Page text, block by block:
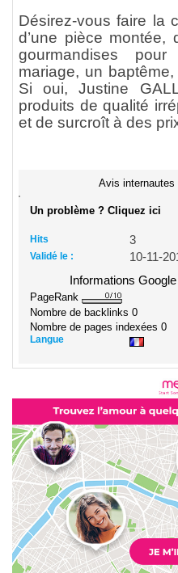
Désirez-vous faire la
d’une pièce montée,
gourmandises
mariage, un
Si oui, Justine
produits de qualité
et de surcroît à des
Avis internautes
Un problème ? Cliquez ici
Hits 3
Validé le :
10-11-
Informations Google
PageRank
Nombre de backlinks 0
Nombre de pages indexées 0
Langue